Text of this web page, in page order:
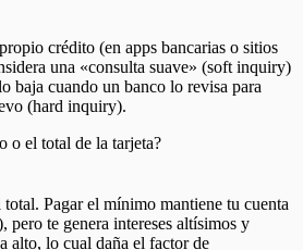
crédito (en apps bancarias o sitios
una «consulta suave» (soft inquiry)
baja cuando un banco lo revisa para
(hard inquiry).
o el total de la tarjeta?
total. Pagar el mínimo mantiene tu cuenta
pero te genera intereses altísimos y
alto, lo cual daña el factor de